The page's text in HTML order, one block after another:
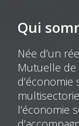
Qui
Née d’un
Mutuelle
l’économie